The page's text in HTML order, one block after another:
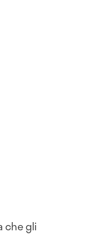
che gli